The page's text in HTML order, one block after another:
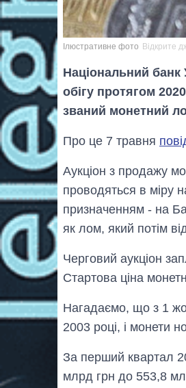
Ілюстративне фото Відкрите
Національний банк
обігу протягом
званий монетний
Про це 7 травня
Аукціон з продажу
проводяться в міру
призначенням - на
як лом, який потім
Черговий аукціон
Стартова ціна
Нагадаємо, що з 1
2003 році, і монети
За перший квартал
млрд грн до 553,8